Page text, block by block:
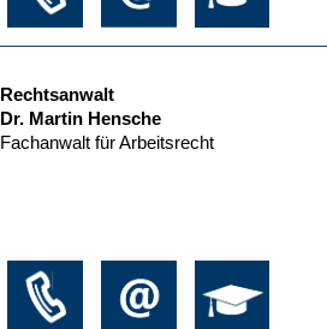
Rechtsanwalt
Dr. Martin Hensche
Fachanwalt für Arbeitsrecht